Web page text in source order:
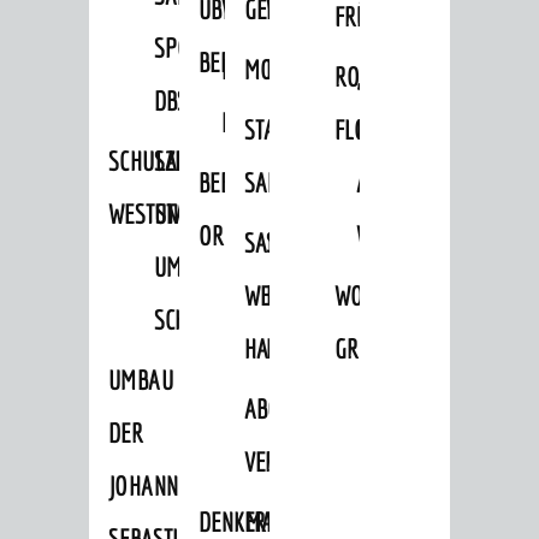
SPORTHALLE
DBS
SCHULZENTRUM
WESTSTADT
SANIERUNG-
UND
UMBAUMASSNAHME S
CHLOSS
UMBAU
DER
JOHANN-
ÜBER
BEBAUUNGSPLÄNE
VERFAHREN
BEBAUUNGSPLÄNE
KERNSTADT
BEBAUUNGSPLÄNE
ORTSTEILE
EINZELHANDELSKONZEPT
MOBILFUNKKONZEPT
LÄRMAKTIONSPLAN
STADTERNEUERUNG/-
SANIERUNG
SANIERUNG
WESTLICH
HAUPTBAHNHOF
SANIERUNGSGEBIET
HILDEBRANDSCHE
MÜHLE
ABGESCHLOSSENE
VERFAHREN
DENKMALSCHUTZ
ERHALTUNGSSATZUNGEN
FRÜHLING
HERBST
RODENSTEINER
FLOHMARKT
„WOINEM
LIVE“
AM
WINDECKPLATZ
WOCHENMARKT
GROOVE